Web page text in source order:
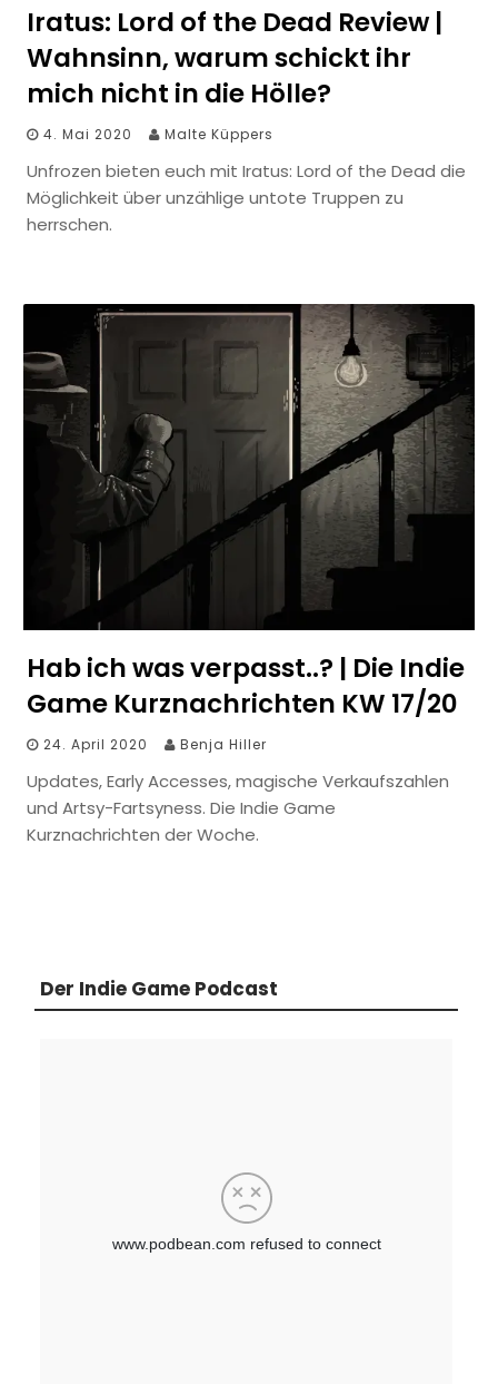
Iratus: Lord of the Dead Review |
Wahnsinn, warum schickt ihr
mich nicht in die Hölle?
4. Mai 2020 Malte Küppers
Unfrozen bieten euch mit Iratus: Lord of the Dead die
Möglichkeit über unzählige untote Truppen zu
herrschen.
Hab ich was verpasst..? | Die Indie
Game Kurznachrichten KW 17/20
24. April 2020 Benja Hiller
Updates, Early Accesses, magische Verkaufszahlen
und Artsy-Fartsyness. Die Indie Game
Kurznachrichten der Woche.
Der Indie Game Podcast